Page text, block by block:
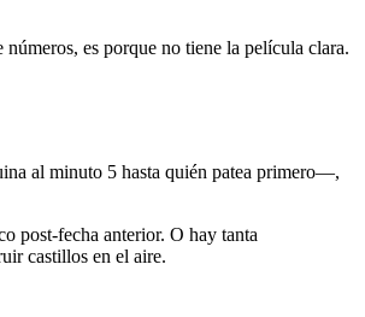
es porque no tiene la película clara.
al minuto 5 hasta quién patea primero—,
post-fecha anterior. O hay tanta
castillos en el aire.